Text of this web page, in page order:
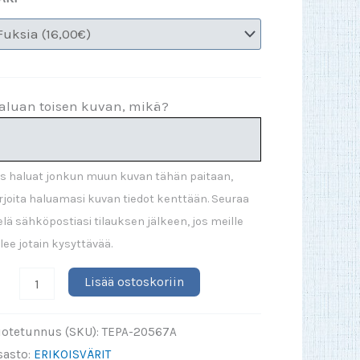
toisen kuvan, mikä?
haluat jonkun muun kuvan tähän paitaan,
haluamasi kuvan tiedot kenttään. Seuraa
sähköpostiasi tilauksen jälkeen, jos meille
jotain kysyttävää.
Lisää ostoskoriin
(SKU):TEPA-20567A
ERIKOISVÄRIT